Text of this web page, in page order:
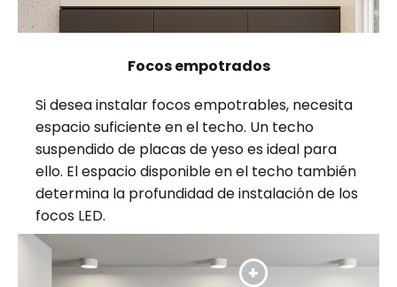
Focos empotrados
Si desea instalar focos empotrables, necesita
espacio suficiente en el techo. Un techo
suspendido de placas de yeso es ideal para
ello. El espacio disponible en el techo también
determina la profundidad de instalación de los
focos LED.